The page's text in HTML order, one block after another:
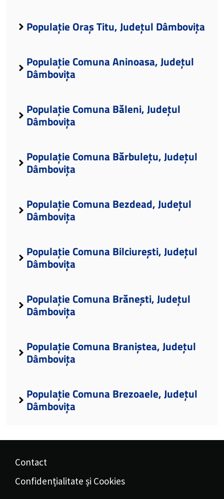
Populație Oraș Titu, Județul Dâmbovița
Populație Comuna Aninoasa, Județul
Dâmbovița
Populație Comuna Băleni, Județul
Dâmbovița
Populație Comuna Bărbulețu, Județul
Dâmbovița
Populație Comuna Bezdead, Județul
Dâmbovița
Populație Comuna Bilciurești, Județul
Dâmbovița
Populație Comuna Brănești, Județul
Dâmbovița
Populație Comuna Braniștea, Județul
Dâmbovița
Populație Comuna Brezoaele, Județul
Dâmbovița
Contact
Confidențialitate și Cookies